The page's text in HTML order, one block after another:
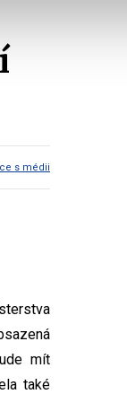
s médii
mít
také